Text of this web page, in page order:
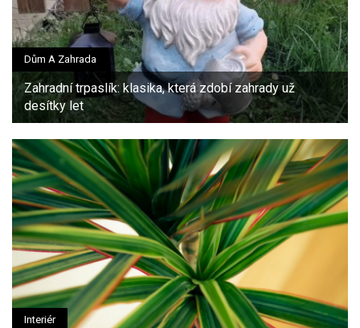
Dům A Zahrada
Zahradní trpaslík: klasika, která zdobí zahrady už
desítky let
Interiér